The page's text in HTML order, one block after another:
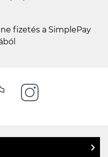
fizetés a SimplePay